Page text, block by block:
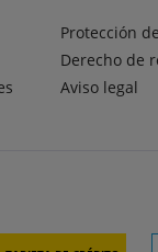
Protección
Derecho de
Aviso legal